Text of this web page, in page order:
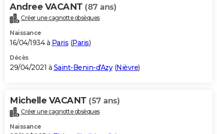
Andree VACANT (87 ans)
Créer une cagnotte obsèques
Naissance
16/04/1934 à Paris (Paris)
Décès
29/04/2021 à Saint-Benin-d'Azy(Nièvre)
Michelle VACANT (57 ans)
Créer une cagnotte obsèques
Naissance